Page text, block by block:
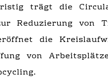
trägt die
Reduzierung von
die
von